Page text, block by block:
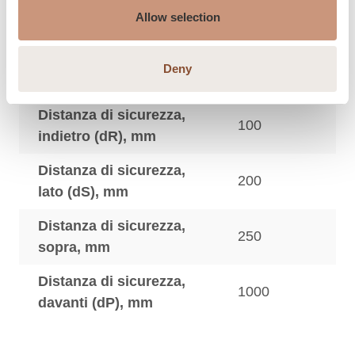
Allow selection
Deny
Distanza di
sicurezza
Distanza di sicurezza,
indietro (dR), mm
100
Distanza di sicurezza,
lato (dS), mm
200
Distanza di sicurezza,
sopra, mm
250
Distanza di sicurezza,
davanti (dP), mm
1000